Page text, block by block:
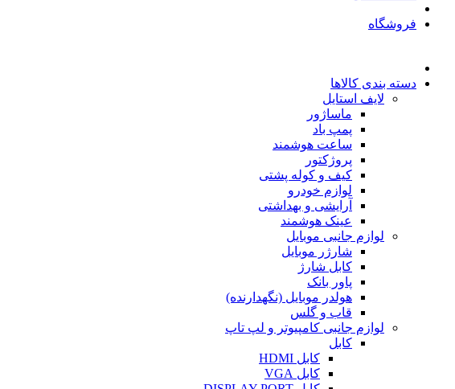
فروشگاه
دسته بندی کالاها
لایف استایل
ماساژور
پمپ باد
ساعت هوشمند
پروژکتور
کیف و کوله پشتی
لوازم خودرو
آرایشی و بهداشتی
عینک هوشمند
لوازم جانبی موبایل
شارژر موبایل
کابل شارژ
پاور بانک
هولدر موبایل (نگهدارنده)
قاب و گلس
لوازم جانبی کامپیوتر و لپ تاپ
کابل
کابل HDMI
کابل VGA